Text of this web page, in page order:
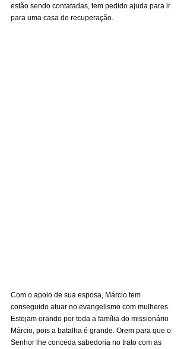
estão sendo contatadas, tem pedido ajuda para ir
para uma casa de recuperação.
Com o apoio de sua esposa, Márcio tem
conseguido atuar no evangelismo com mulheres.
Estejam orando por toda a família do missionário
Márcio, pois a batalha é grande. Orem para que o
Senhor lhe conceda sabedoria no trato com as